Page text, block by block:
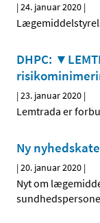
|24. januar 2020 |
DHPC:
|23. januar 2020 |
Lemtrada er
Ny
|20. januar 2020 |
Nyt om